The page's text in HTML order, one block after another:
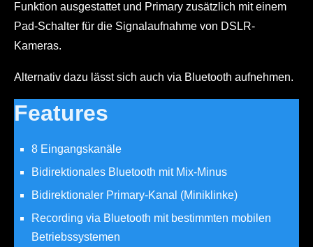
Funktion ausgestattet und Primary zusätzlich mit einem
Pad-Schalter für die Signalaufnahme von DSLR-
Kameras.
Alternativ dazu lässt sich auch via Bluetooth aufnehmen.
Features
8 Eingangskanäle
Bidirektionales Bluetooth mit Mix-Minus
Bidirektionaler Primary-Kanal (Miniklinke)
Recording via Bluetooth mit bestimmten mobilen
Betriebssystemen